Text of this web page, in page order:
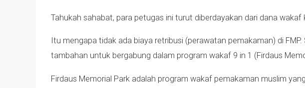
Tahukah sahabat, para petugas ini turut diberdayakan dari dana
Itu mengapa tidak ada biaya retribusi (perawatan pemakaman) di
tambahan untuk bergabung dalam program wakaf 9 in 1 (Firdaus
Firdaus Memorial Park adalah program wakaf pemakaman muslim